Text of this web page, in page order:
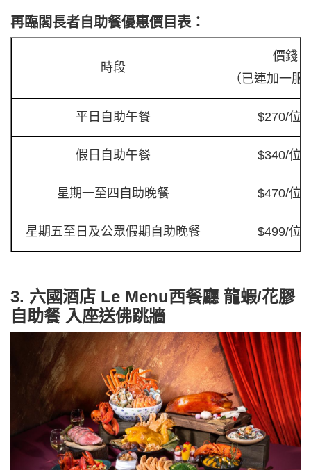
再臨閣長者自助餐優惠價目表：
時段
價錢
（已連加一服
平日自助午餐 $270/位
假日自助午餐 $340/位
星期一至四自助晚餐 $470/位
星期五至日及公眾假期自助晚餐 $499/位
3. 六國酒店 Le Menu西餐廳 龍蝦/花膠
自助餐 入座送佛跳牆